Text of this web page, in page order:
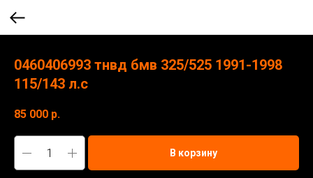
0460406993 тнвд бмв 325/525 1991-1998
115/143 л.с
85 000 р.
В корзину